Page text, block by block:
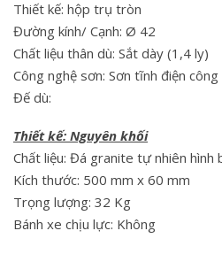
Thiết kế: hộp trụ tròn
Đường kính/ Cạnh: Ø 42
Chất liệu thân dù: Sắt dày (1,4 ly)
Công nghệ sơn: Sơn tĩnh điện công
Đế dù:
Thiết kế: Nguyên khối
Chất liệu: Đá granite tự nhiên hình
Kích thước: 500 mm x 60 mm
Trọng lượng: 32 Kg
Bánh xe chịu lực: Không